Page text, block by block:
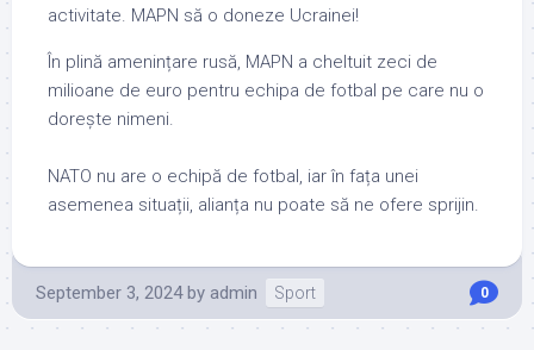
activitate. MAPN să o doneze Ucrainei!
În plină amenințare rusă, MAPN a cheltuit zeci de
milioane de euro pentru echipa de fotbal pe care nu o
dorește nimeni.
NATO nu are o echipă de fotbal, iar în fața unei
asemenea situații, alianța nu poate să ne ofere sprijin.
September 3, 2024 by admin Sport 0